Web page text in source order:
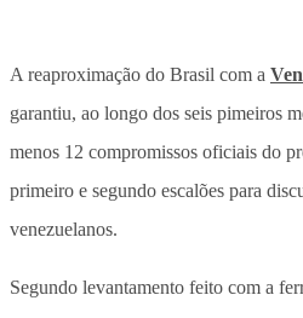
A reaproximação do Brasil com a
garantiu, ao longo dos seis pimeiros
menos 12 compromissos oficiais do
primeiro e segundo escalões para
venezuelanos.
Segundo levantamento feito com a